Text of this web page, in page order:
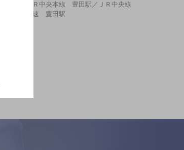
ＪＲ中央本線 豊田駅／ＪＲ中央線
快速 豊田駅